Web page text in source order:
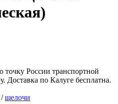
точку России транспортной
Доставка по Калуге бесплатна.
/щелочи